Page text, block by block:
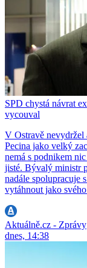
SPD chystá návrat
vycouval
V Ostravě
Pecina jako velký
nemá s podnikem
jisté. Bývalý ministr
nadále spolupracuje
vytáhnout jako
Aktuálně.cz - Zprávy
dnes, 14:38